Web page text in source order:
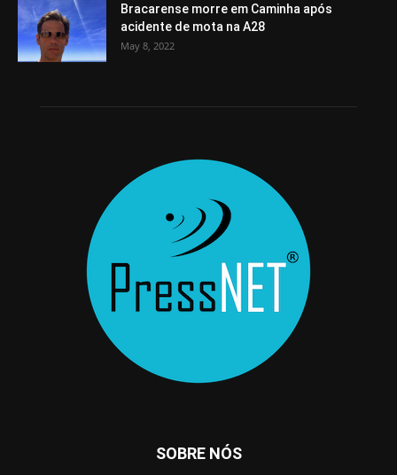
Bracarense morre em Caminha após
acidente de mota na A28
May 8, 2022
SOBRE NÓS